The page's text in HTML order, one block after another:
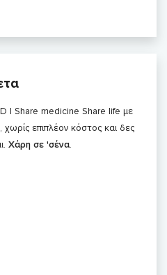
| Share medicine Share life με
επιπλέον κόστος και δες
Χάρη σε 'σένα.